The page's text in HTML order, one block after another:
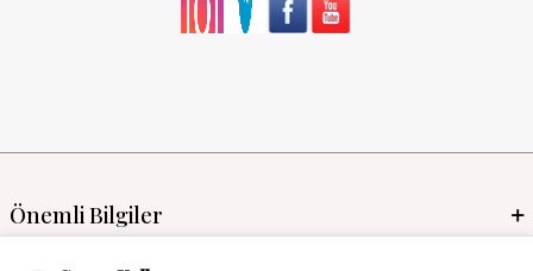
Önemli Bilgiler
Mayo İmalat & Toptan